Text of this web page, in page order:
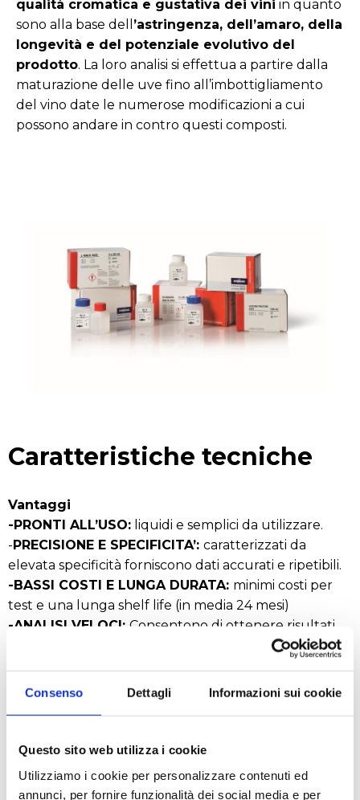
Consenso Dettagli Informazioni sui cookie
Questo sito web utilizza i cookie
Utilizziamo i cookie per personalizzare contenuti ed
annunci, per fornire funzionalità dei social media e per
qualità cromatica e gustativa dei vini in quanto
sono alla base dell ’astringenza, dell’amaro, della
longevità e del potenziale evolutivo del
prodotto. La loro analisi si effettua a partire dalla
maturazione delle uve fino all’imbottigliamento
del vino date le numerose modificazioni a cui
possono andare in contro questi composti.
Caratteristiche tecniche
Vantaggi
-PRONTI ALL’USO: liquidi e semplici da utilizzare.
- PRECISIONE E SPECIFICITA’: caratterizzati da
elevata specificità forniscono dati accurati e ripetibili.
-BASSI COSTI E LUNGA DURATA: minimi costi per
test e una lunga shelf life (in media 24 mesi)
-ANALISI VELOCI: Consentono di ottenere risultati
affidabili in modo rapido (fino a 300 test/ora),
come gli analizzatori della nostra serie HYPERLAB
per singola metodica e/o multi-parametrici. La
ogni 12 ore con gli analizzatori Hyperlab.